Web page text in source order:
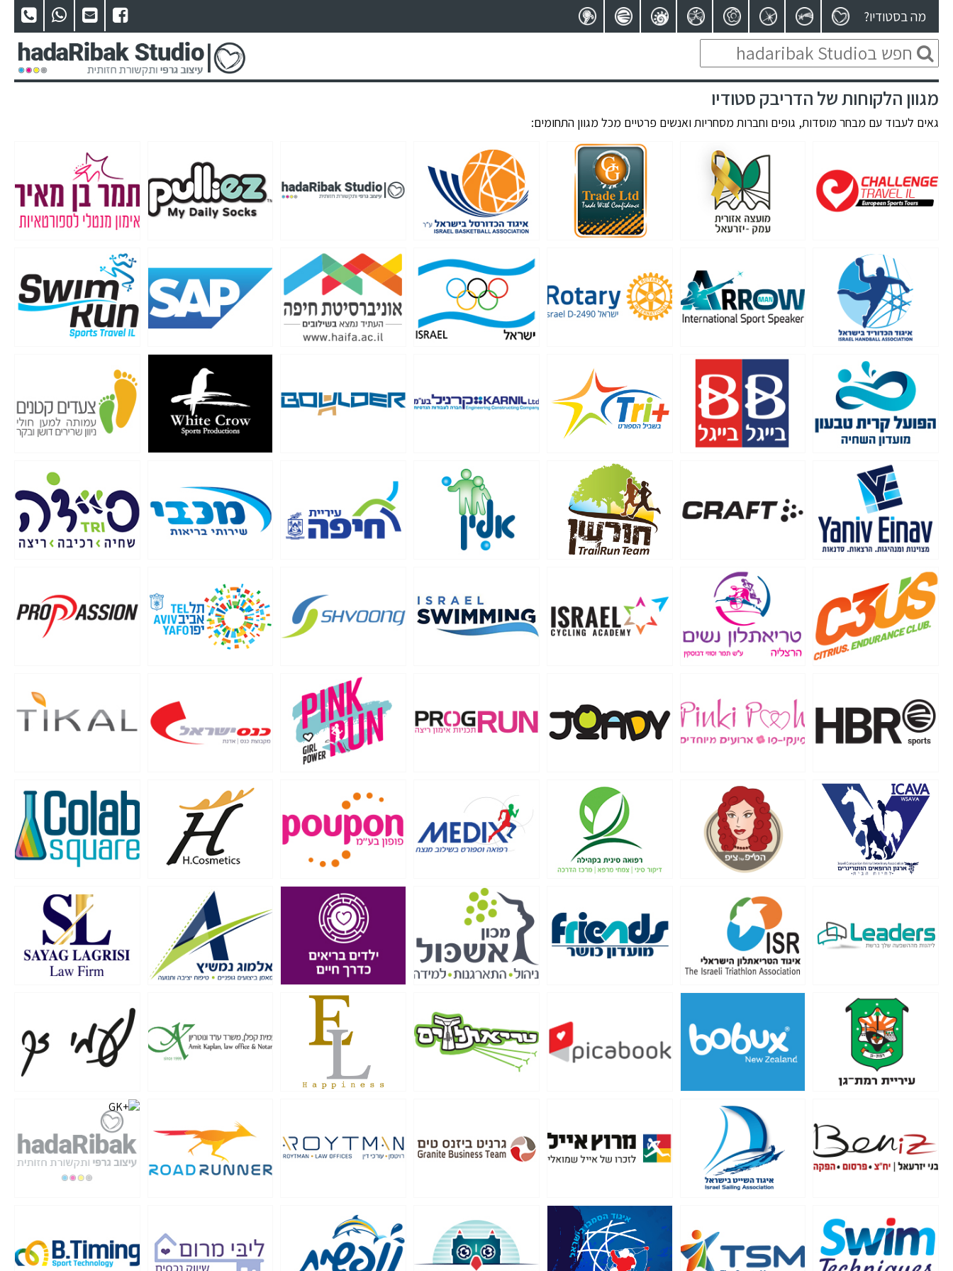
מה בסטודיו?
מגוון הלקוחות של הדריבק סטודיו
גאים לעבוד עם מבחר מוסדות, גופים וחברות מסחריות ואנשים פרטיים מכל מגוון התחומים: